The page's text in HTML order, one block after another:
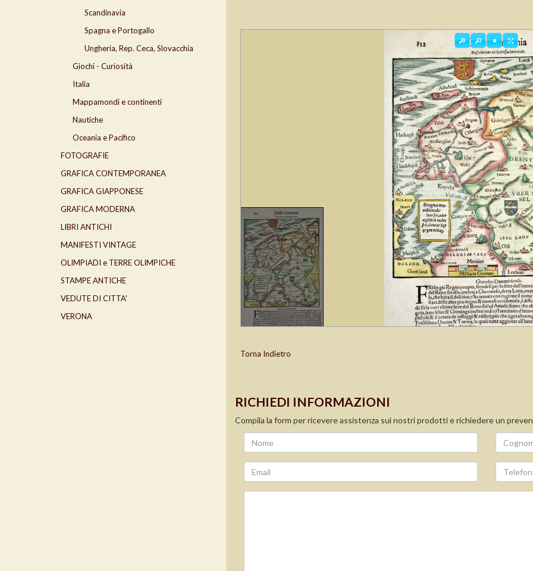
Torna Indietro
RICHIEDI INFORMAZIONI
Compila la form per ricevere assistenza sui nostri prodotti e richiedere un
Scandinavia
Spagna e Portogallo
Ungheria, Rep. Ceca, Slovacchia
Giochi - Curiosità
Italia
Mappamondi e continenti
Nautiche
Oceania e Pacifico
FOTOGRAFIE
GRAFICA CONTEMPORANEA
GRAFICA GIAPPONESE
GRAFICA MODERNA
LIBRI ANTICHI
MANIFESTI VINTAGE
OLIMPIADI e TERRE OLIMPICHE
STAMPE ANTICHE
VEDUTE DI CITTA'
VERONA